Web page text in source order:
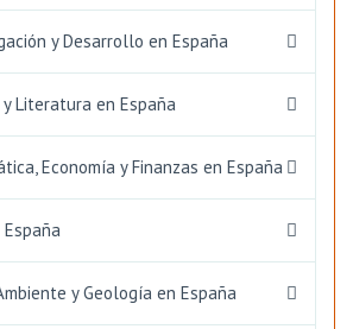
y Desarrollo en España
Literatura en España
Economía y Finanzas en España
y Geología en España